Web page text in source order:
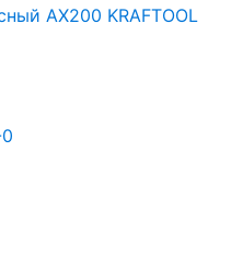
AX200 KRAFTOOL